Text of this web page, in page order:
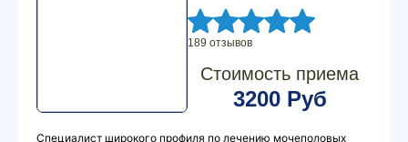
189 отзывов
Стоимость приема
3200 Руб
Специалист широкого профиля по лечению мочеполовых